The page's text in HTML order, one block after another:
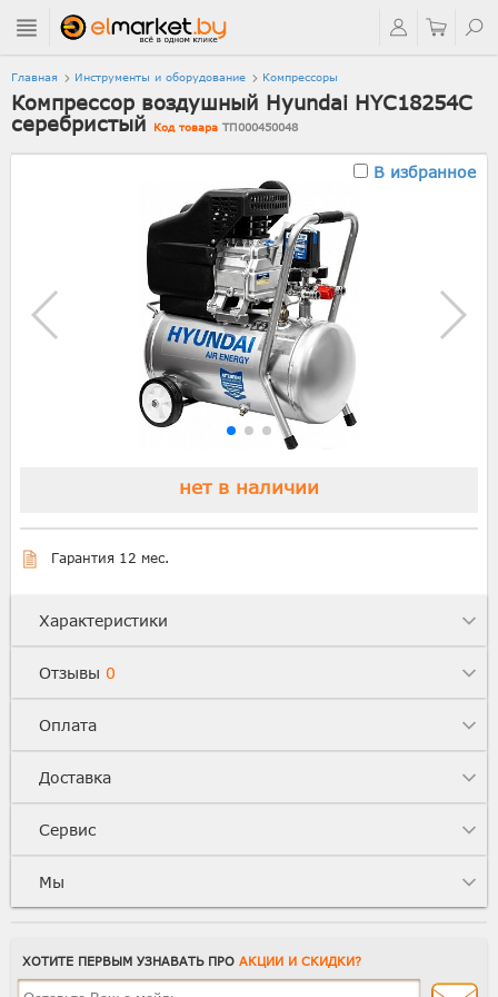
Главная Инструменты и оборудование Компрессоры
Компрессор воздушный Hyundai HYC18254C
серебристый
Код товара ТП000450048
В избранное
нет в наличии
Гарантия 12 мес.
Характеристики
Отзывы 0
Оплата
Доставка
Сервис
Мы
ХОТИТЕ ПЕРВЫМ УЗНАВАТЬ ПРО АКЦИИ И СКИДКИ?